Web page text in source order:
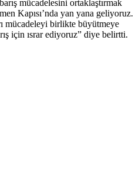
mücadelesini ortaklaştırmak
Kapısı’nda yan yana geliyoruz.
mücadeleyi birlikte büyütmeye
için ısrar ediyoruz” diye belirtti.